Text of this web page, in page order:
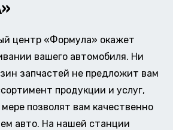
центр «Формула» окажет
вашего автомобиля. Ни
запчастей не предложит вам
продукции и услуг,
позволят вам качественно
авто. На нашей станции